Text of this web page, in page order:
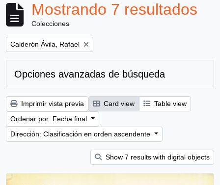
Mostrando 7 resultados
Colecciones
Remove filter:
Calderón Ávila, Rafael
Opciones avanzadas de búsqueda
Imprimir vista previa Card view
Table view
Ordenar por: Fecha final
Dirección: Clasificación en orden ascendente
Show 7 results with digital objects